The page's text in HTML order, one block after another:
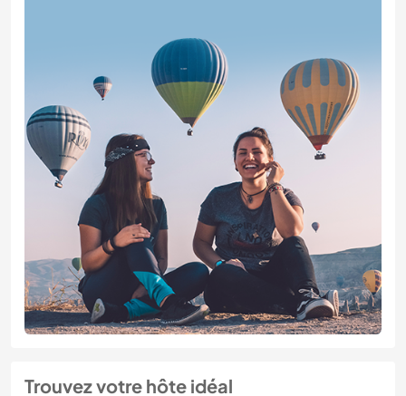
Trouvez votre hôte idéal